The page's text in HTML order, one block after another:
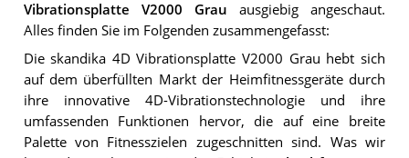
Vibrationsplatte V2000 Grau ausgiebig angeschaut.
Alles finden Sie im Folgenden zusammengefasst:
Die skandika 4D Vibrationsplatte V2000 Grau hebt sich
auf dem überfüllten Markt der Heimfitnessgeräte durch
ihre innovative 4D-Vibrationstechnologie und ihre
umfassenden Funktionen hervor, die auf eine breite
Palette von Fitnesszielen zugeschnitten sind. Was wir